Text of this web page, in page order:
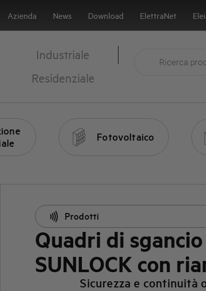
Azienda News Download ElettraNet
Industriale
Residenziale
Fotovoltaico
Prodotti
Quadri di
SUNLOCK con
Sicurezza e